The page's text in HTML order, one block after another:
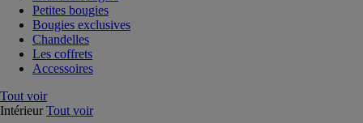
Petites bougies
Bougies exclusives
Chandelles
Les coffrets
Accessoires
Tout voir
Intérieur Tout voir